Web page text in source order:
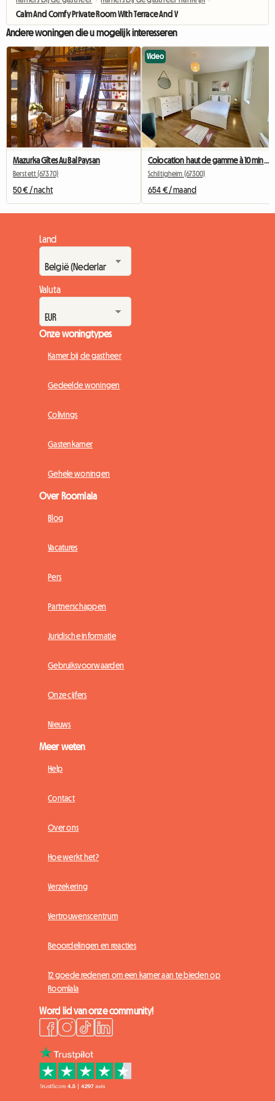
Calm And Comfy Private Room With Terrace And Wifi61
Andere woningen die u mogelijk interesseren
Mazurka Gîtes Au Bal Paysan
Berstett (67370)
50 € / nacht
Video
Schiltigheim (67300)
654 € / maand
Land
Valuta
Onze woningtypes
Kamer bij de gastheer
Gedeelde woningen
Colivings
Gastenkamer
Gehele woningen
Over Roomlala
Blog
Vacatures
Pers
Partnerschappen
Juridische informatie
Gebruiksvoorwaarden
Onze cijfers
Nieuws
Meer weten
Help
Contact
Over ons
Hoe werkt het?
Verzekering
Vertrouwenscentrum
Beoordelingen en reacties
12 goede redenen om een kamer aan te bieden op
Roomlala
Word lid van onze community!